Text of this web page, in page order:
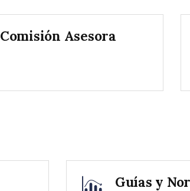
Comisión Asesora
Guías y